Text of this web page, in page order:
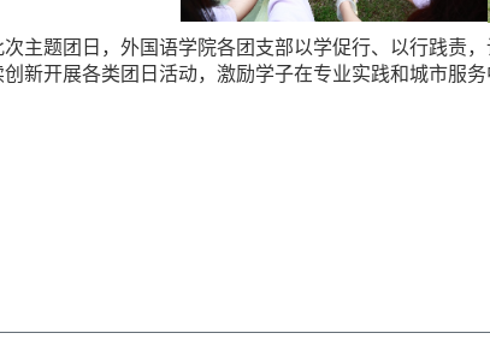
次主题团日，外国语学院各团支部以学促行、以行践责
新开展各类团日活动，激励学子在专业实践和城市服